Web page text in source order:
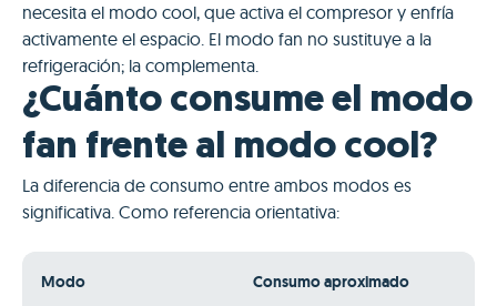
necesita el modo cool, que activa el compresor y enfría
activamente el espacio. El modo fan no sustituye a la
refrigeración; la complementa.
¿Cuánto consume el modo
fan frente al modo cool?
La diferencia de consumo entre ambos modos es
significativa. Como referencia orientativa:
Modo Consumo aproximado